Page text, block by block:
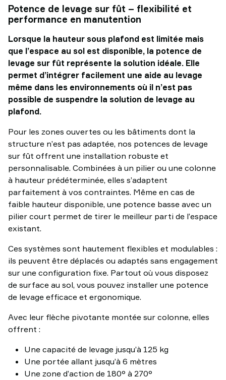
Potence de levage sur fût – flexibilité et
performance en manutention
Lorsque la hauteur sous plafond est limitée mais
que l’espace au sol est disponible, la potence de
levage sur fût représente la solution idéale. Elle
permet d’intégrer facilement une aide au levage
même dans les environnements où il n’est pas
possible de suspendre la solution de levage au
plafond.
Pour les zones ouvertes ou les bâtiments dont la
structure n’est pas adaptée, nos potences de levage
sur fût offrent une installation robuste et
personnalisable. Combinées à un pilier ou une colonne
à hauteur prédéterminée, elles s’adaptent
parfaitement à vos contraintes. Même en cas de
faible hauteur disponible, une potence basse avec un
pilier court permet de tirer le meilleur parti de l’espace
existant.
Ces systèmes sont hautement flexibles et modulables :
ils peuvent être déplacés ou adaptés sans engagement
sur une configuration fixe. Partout où vous disposez
de surface au sol, vous pouvez installer une potence
de levage efficace et ergonomique.
Avec leur flèche pivotante montée sur colonne, elles
offrent :
Une capacité de levage jusqu’à 125 kg
Une portée allant jusqu’à 6 mètres
Une zone d’action de 180° à 270°